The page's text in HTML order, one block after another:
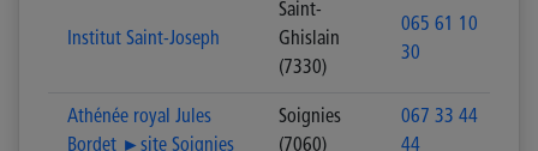
Institut Saint-Joseph
Saint-
Ghislain
(7330)
065 61 10
30
Athénée royal Jules
Bordet ►site Soignies
Soignies
(7060)
067 33 44
44